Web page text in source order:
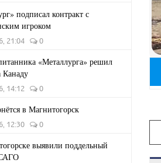
подписал контракт с
игроком
21:04 0
«Металлурга» решил
Канаду
14:12 0
в Магнитогорск
12:30 0
выявили поддельный